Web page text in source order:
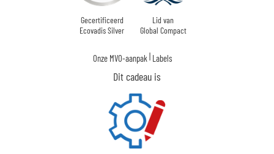
Gecertificeerd
Ecovadis Silver
Lid van
Global Compact
Onze MVO-aanpak | Labels
Dit cadeau is